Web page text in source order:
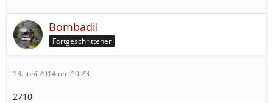
Bombadil
Fortgeschrittener
13. Juni 2014 um 10:23
2710